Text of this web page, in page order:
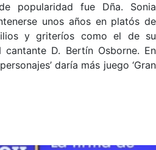
popularidad fue Dña. Sonia
unos años en platós de
y griteríos como el de su
D. Bertín Osborne. En
daría más juego ‘Gran